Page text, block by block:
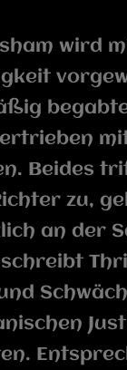
wird
Beides
zu,
an der